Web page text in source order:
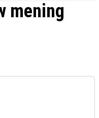
mening